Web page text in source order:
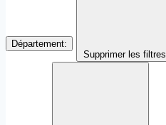
Département:
Supprimer les filtres